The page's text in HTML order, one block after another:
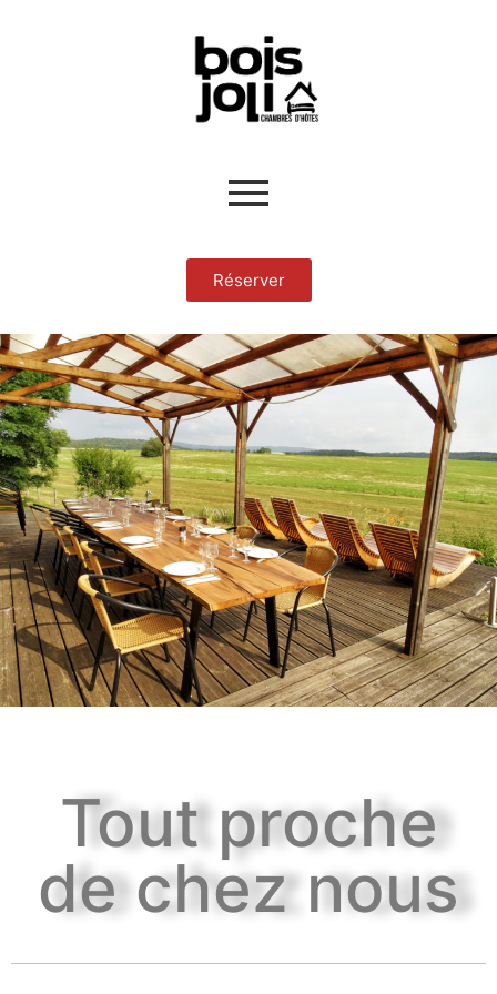
Réserver
Tout proche
de chez nous